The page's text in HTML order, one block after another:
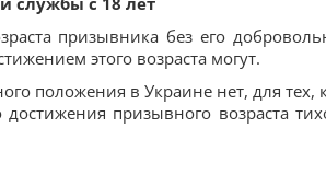
призывника без его
этого возраста могут.
положения в Украине нет, для тех,
призывного возраста